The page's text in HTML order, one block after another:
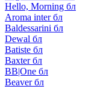
Hello, Morning бл
Aroma inter бл
Baldessarini бл
Dewal бл
Batiste бл
Baxter бл
BB|One бл
Beaver бл